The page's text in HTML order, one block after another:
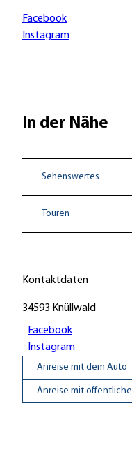
Facebook
Instagram
In der Nähe
Sehenswertes
Touren
Kontaktdaten
34593 Knüllwald
Facebook
Instagram
Anreise mit dem Auto
Anreise mit